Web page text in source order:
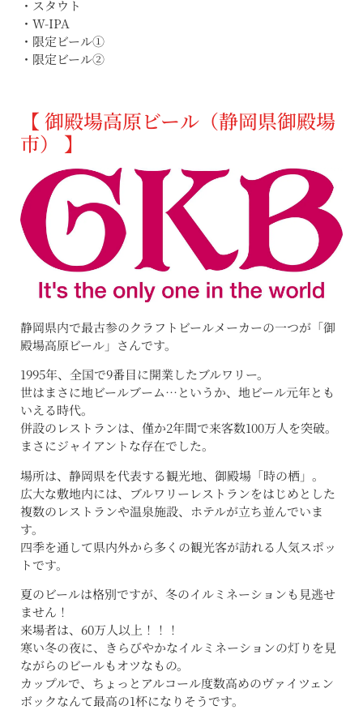
・スタウト
・W-IPA
・限定ビール①
・限定ビール②
【 御殿場高原ビール（静岡県御殿場
市） 】
静岡県内で最古参のクラフトビールメーカーの一つが「御
殿場高原ビール」さんです。
1995年、全国で9番目に開業したブルワリー。
世はまさに地ビールブーム…というか、地ビール元年とも
いえる時代。
併設のレストランは、僅か2年間で来客数100万人を突破。
まさにジャイアントな存在でした。
場所は、静岡県を代表する観光地、御殿場「時の栖」。
広大な敷地内には、ブルワリーレストランをはじめとした
複数のレストランや温泉施設、ホテルが立ち並んでいま
す。
四季を通して県内外から多くの観光客が訪れる人気スポッ
トです。
夏のビールは格別ですが、冬のイルミネーションも見逃せ
ません！
来場者は、60万人以上！！！
寒い冬の夜に、きらびやかなイルミネーションの灯りを見
ながらのビールもオツなもの。
カップルで、ちょっとアルコール度数高めのヴァイツェン
ボックなんて最高の1杯になりそうです。